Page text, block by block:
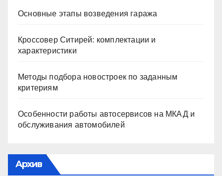
Основные этапы возведения гаража
Кроссовер Ситирей: комплектации и
характеристики
Методы подбора новостроек по заданным
критериям
Особенности работы автосервисов на МКАД и
обслуживания автомобилей
Архив